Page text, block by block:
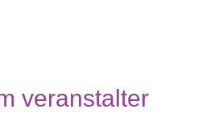
veranstalter